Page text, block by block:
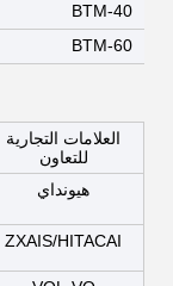
BTM-40
BTM-60
العلامات التجارية
للتعاون
هيونداي
ZXAIS/HITACAI